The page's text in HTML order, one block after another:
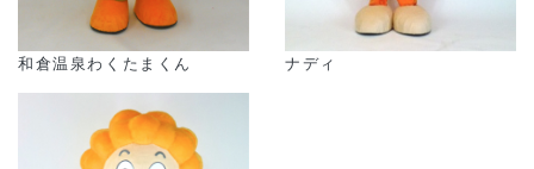
和倉温泉わくたまくん ナディ